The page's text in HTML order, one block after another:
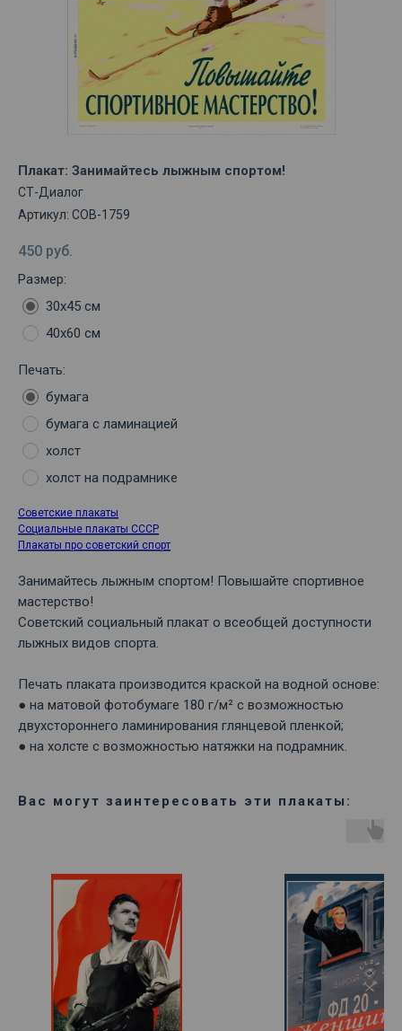
Плакат: Занимайтесь лыжным спортом!
СТ-Диалог
Артикул: СОВ-1759
450 руб.
Размер:
30х45 см
40х60 см
Печать:
бумага
бумага с ламинацией
холст
холст на подрамнике
Советские плакаты
Социальные плакаты СССР
Плакаты про советский спорт
Занимайтесь лыжным спортом! Повышайте спортивное
мастерство!
Советский социальный плакат о всеобщей доступности
лыжных видов спорта.
Печать плаката производится краской на водной основе:
● на матовой фотобумаге 180 г/м² с возможностью
двухстороннего ламинирования глянцевой пленкой;
● на холсте с возможностью натяжки на подрамник.
Вас могут заинтересовать эти плакаты: